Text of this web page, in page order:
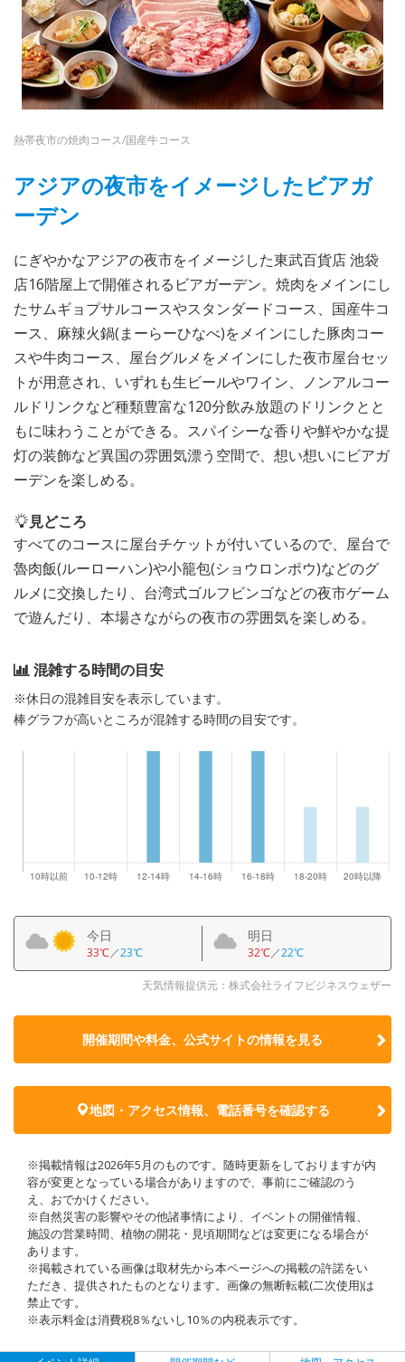
熱帯夜市の焼肉コース/国産牛コース
アジアの夜市をイメージしたビアガ
ーデン
にぎやかなアジアの夜市をイメージした東武百貨店 池袋
店16階屋上で開催されるビアガーデン。焼肉をメインにし
たサムギョプサルコースやスタンダードコース、国産牛コ
ース、麻辣火鍋(まーらーひなべ)をメインにした豚肉コー
スや牛肉コース、屋台グルメをメインにした夜市屋台セッ
トが用意され、いずれも生ビールやワイン、ノンアルコー
ルドリンクなど種類豊富な120分飲み放題のドリンクとと
もに味わうことができる。スパイシーな香りや鮮やかな提
灯の装飾など異国の雰囲気漂う空間で、想い想いにビアガ
ーデンを楽しめる。
見どころ
すべてのコースに屋台チケットが付いているので、屋台で
魯肉飯(ルーローハン)や小籠包(ショウロンポウ)などのグ
ルメに交換したり、台湾式ゴルフビンゴなどの夜市ゲーム
で遊んだり、本場さながらの夜市の雰囲気を楽しめる。
混雑する時間の目安
※休日の混雑目安を表示しています。
棒グラフが高いところが混雑する時間の目安です。
今日
33℃／23℃
明日
32℃／22℃
天気情報提供元：株式会社ライフビジネスウェザー
開催期間や料金、公式サイトの情報を見る
地図・アクセス情報、電話番号を確認する
※掲載情報は2026年5月のものです。随時更新をしておりますが内
容が変更となっている場合がありますので、事前にご確認のう
え、おでかけください。
※自然災害の影響やその他諸事情により、イベントの開催情報、
施設の営業時間、植物の開花・見頃期間などは変更になる場合が
あります。
※掲載されている画像は取材先から本ページへの掲載の許諾をい
ただき、提供されたものとなります。画像の無断転載(二次使用)は
禁止です。
※表示料金は消費税8％ないし10％の内税表示です。